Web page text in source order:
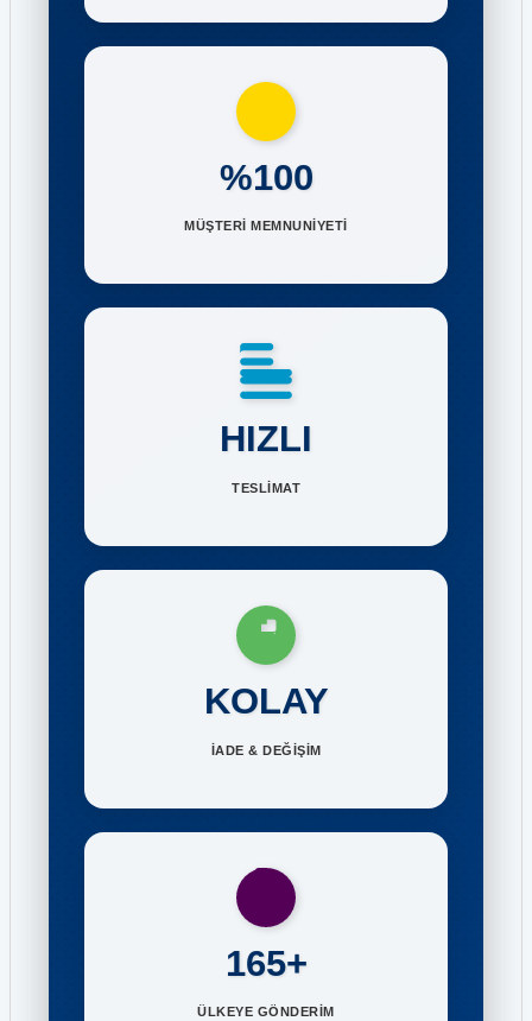
%100
MÜŞTERİ MEMNUNİYETİ
HIZLI
TESLİMAT
KOLAY
İADE & DEĞİŞİM
165+
ÜLKEYE GÖNDERİM